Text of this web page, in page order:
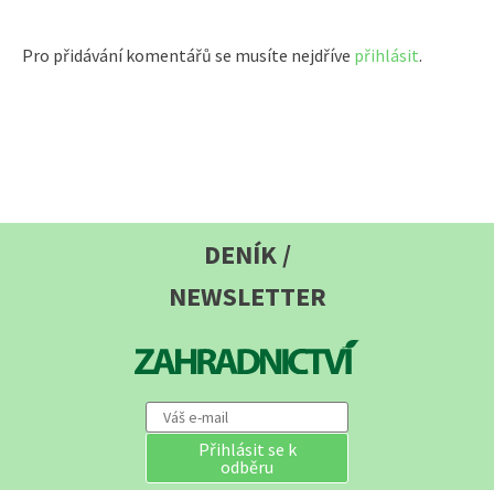
Pro přidávání komentářů se musíte nejdříve přihlásit.
DENÍK /
NEWSLETTER
Přihlásit se k
odběru